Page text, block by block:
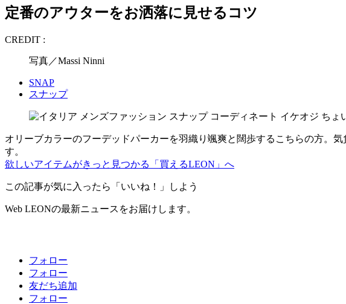
定番のアウターをお洒落に見せるコツ
CREDIT :
写真／Massi Ninni
SNAP
スナップ
オリーブカラーのフーデッドパーカーを羽織り颯爽と闊歩するこちらの方。
す。
欲しいアイテムがきっと見つかる「買えるLEON」へ
この記事が気に入ったら「いいね！」しよう
Web LEONの最新ニュースをお届けします。
フォロー
フォロー
友だち追加
フォロー